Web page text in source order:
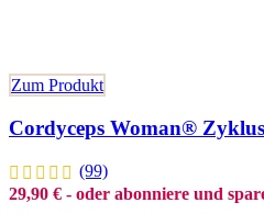
Zum Produkt
Cordyceps Woman®
(99)
29,90 € - oder abonniere und